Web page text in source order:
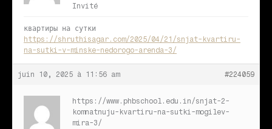
Invité
квартиры на сутки
https://shruthisagar.com/2025/04/21/snjat-kvartiru-
na-sutki-v-minske-nedorogo-arenda-3/
juin 10, 2025 à 11:56 am #224059
https://www.phbschool.edu.in/snjat-2-
komnatnuju-kvartiru-na-sutki-mogilev-
mira-3/